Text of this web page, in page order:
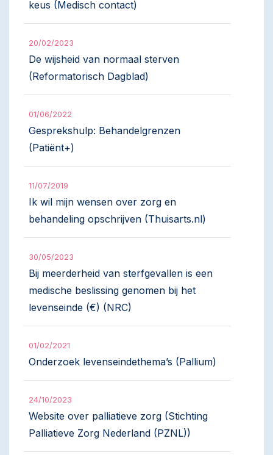
keus (Medisch contact)
20/02/2023
De wijsheid van normaal sterven
(Reformatorisch Dagblad)
01/06/2022
Gesprekshulp: Behandelgrenzen
(Patiënt+)
11/07/2019
Ik wil mijn wensen over zorg en
behandeling opschrijven (Thuisarts.nl)
30/05/2023
Bij meerderheid van sterfgevallen is een
medische beslissing genomen bij het
levenseinde (€) (NRC)
01/02/2021
Onderzoek levenseindethema’s (Pallium)
24/10/2023
Website over palliatieve zorg (Stichting
Palliatieve Zorg Nederland (PZNL))